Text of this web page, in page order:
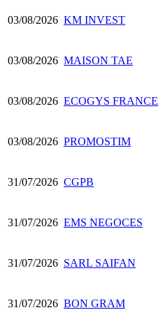
03/08/2026 KM INVEST
03/08/2026 MAISON TAE
03/08/2026 ECOGYS FRANCE
03/08/2026 PROMOSTIM
31/07/2026 CGPB
31/07/2026 EMS NEGOCES
31/07/2026 SARL SAIFAN
31/07/2026 BON GRAM